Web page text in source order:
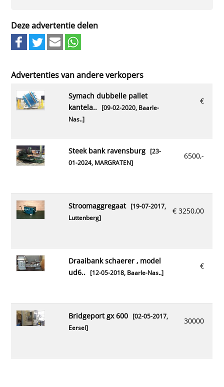
Deze advertentie delen
Advertenties van andere verkopers
€
symach dubbelle pallet
kantela..[09-02-2020, Baarle-
Nas..]
6500,-
steek bank ravensburg[23-
01-2024, MARGRATEN]
€ 3250,00
stroomaggregaat[19-07-2017,
Luttenberg]
€
draaibank schaerer , model
ud6..[12-05-2018, Baarle-Nas..]
30000
bridgeport gx 600[02-05-2017,
Eersel]